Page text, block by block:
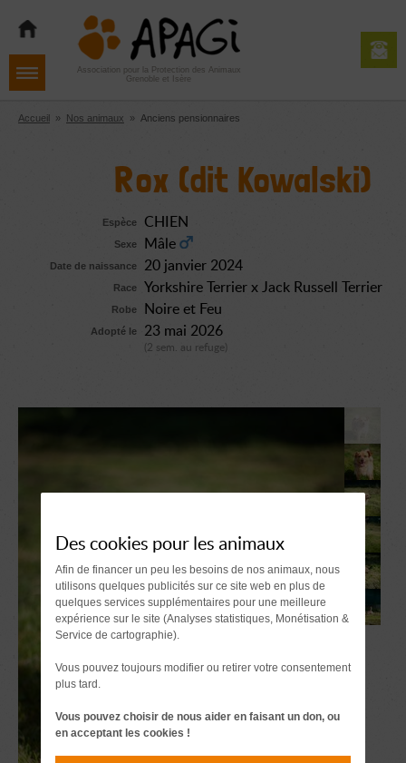
navigation
contenu
Aller
pied
de
Association pour la Protection des Animaux
Grenoble et Isère
Accueil » Nos animaux » Anciens pensionnaires
Rox (dit Kowalski)
Espèce CHIEN
Sexe Mâle
Date de naissance 20 janvier 2024
Race Yorkshire Terrier x Jack Russell Terrier
Robe Noire et Feu
Adopté le 23 mai 2026
(2 sem. au refuge)
Des cookies pour les animaux
Afin de financer un peu les besoins de nos animaux, nous
utilisons quelques publicités sur ce site web en plus de
quelques services supplémentaires pour une meilleure
expérience sur le site (Analyses statistiques, Monétisation &
Service de cartographie).
Vous pouvez toujours modifier ou retirer votre consentement
plus tard.
Vous pouvez choisir de nous aider en faisant un don, ou
en acceptant les cookies !